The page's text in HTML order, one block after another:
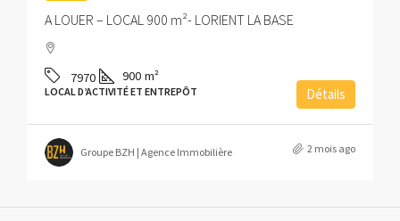
A LOUER – LOCAL 900 m²- LORIENT LA BASE
7970 900 m²
LOCAL D’ACTIVITÉ ET ENTREPÔT Détails
Groupe BZH | Agence Immobilière 2 mois ago